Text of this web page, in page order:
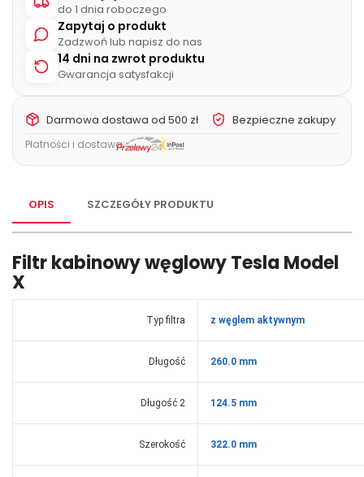
do 1 dnia roboczego
Zapytaj o produkt
Zadzwoń lub napisz do nas
14 dni na zwrot produktu
Gwarancja satysfakcji
Darmowa dostawa od 500 zł Bezpieczne zakupy
Płatności i dostawa:
OPIS SZCZEGÓŁY PRODUKTU
Filtr kabinowy węglowy Tesla Model
X
Typ filtra z węglem aktywnym
Długość 260.0 mm
Długość 2 124.5 mm
Szerokość 322.0 mm